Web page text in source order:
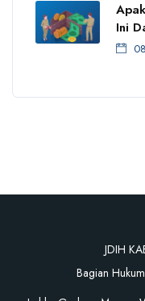
Ini
JDIH
Bagian